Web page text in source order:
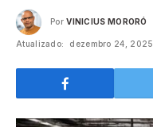
Por VINICIUS MORORÓ
Atualizado: dezembro 24, 2025